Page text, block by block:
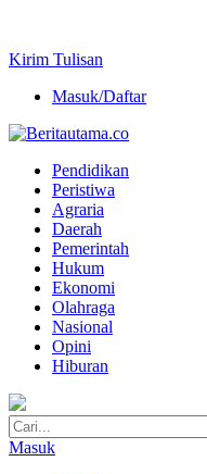
Kirim Tulisan
Masuk/Daftar
Pendidikan
Peristiwa
Agraria
Daerah
Pemerintah
Hukum
Ekonomi
Olahraga
Nasional
Opini
Hiburan
Masuk